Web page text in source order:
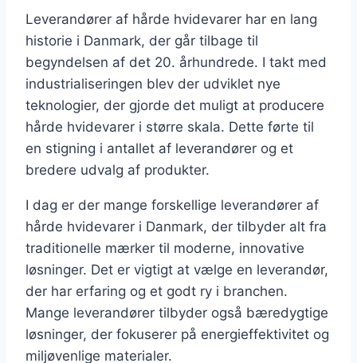
Leverandører af hårde hvidevarer har en lang
historie i Danmark, der går tilbage til
begyndelsen af det 20. århundrede. I takt med
industrialiseringen blev der udviklet nye
teknologier, der gjorde det muligt at producere
hårde hvidevarer i større skala. Dette førte til
en stigning i antallet af leverandører og et
bredere udvalg af produkter.
I dag er der mange forskellige leverandører af
hårde hvidevarer i Danmark, der tilbyder alt fra
traditionelle mærker til moderne, innovative
løsninger. Det er vigtigt at vælge en leverandør,
der har erfaring og et godt ry i branchen.
Mange leverandører tilbyder også bæredygtige
løsninger, der fokuserer på energieffektivitet og
miljøvenlige materialer.